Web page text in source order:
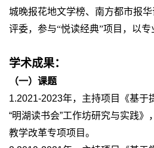
城晚报花地文学榜、南方都市报
评委，参与“悦读经典”项目，以专
学术成果：
（一）课题
1.2021-2023年，主持项目《基于
“明湖读书会”工作坊研究与实践
教学改革专项项目。